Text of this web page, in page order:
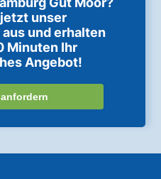
unser
und erhalten
Minuten Ihr
Angebot!